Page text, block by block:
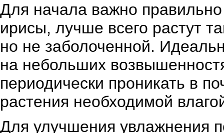
Для начала важно
ирисы, лучше всего растут
но не заболоченной.
на небольших
периодически проникать в
растения необходимой
Для улучшения увлажнения